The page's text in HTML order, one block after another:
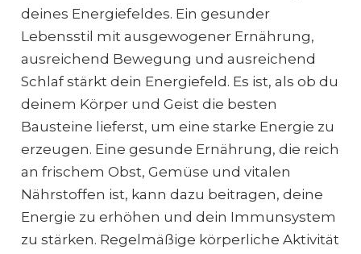
deines Energiefeldes. Ein gesunder
Lebensstil mit ausgewogener Ernährung,
ausreichend Bewegung und ausreichend
Schlaf stärkt dein Energiefeld. Es ist, als ob du
deinem Körper und Geist die besten
Bausteine lieferst, um eine starke Energie zu
erzeugen. Eine gesunde Ernährung, die reich
an frischem Obst, Gemüse und vitalen
Nährstoffen ist, kann dazu beitragen, deine
Energie zu erhöhen und dein Immunsystem
zu stärken. Regelmäßige körperliche Aktivität